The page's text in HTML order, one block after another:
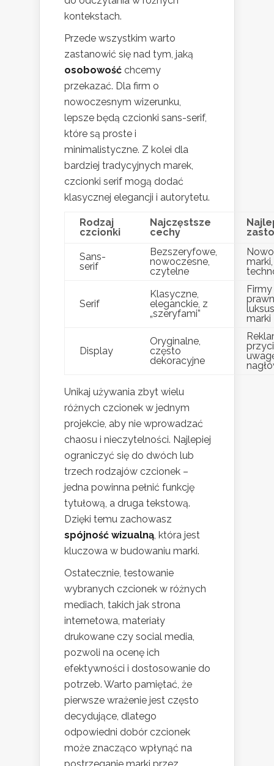
kontekstach.
Przede wszystkim warto
zastanowić się nad tym, jaką
osobowość chcemy
przekazać. Dla firm o
nowoczesnym wizerunku,
lepsze będą czcionki sans-serif,
które są proste i
minimalistyczne. Z kolei dla
bardziej tradycyjnych marek,
czcionki serif mogą dodać
klasycznej elegancji i autorytetu.
Rodzaj
czcionki
Najczęstsze
cechy
Sans-
serif
Bezszeryfowe,
nowoczesne,
czytelne
marki,
Serif
Klasyczne,
eleganckie, z
„szeryfami”
Firmy
marki
Display
Oryginalne,
często
dekoracyjne
Unikaj używania zbyt wielu
różnych czcionek w jednym
projekcie, aby nie wprowadzać
chaosu i nieczytelności. Najlepiej
ograniczyć się do dwóch lub
trzech rodzajów czcionek –
jedna powinna pełnić funkcję
tytułową, a druga tekstową.
Dzięki temu zachowasz
spójność wizualną , która jest
kluczowa w budowaniu marki.
Ostatecznie, testowanie
wybranych czcionek w różnych
mediach, takich jak strona
internetowa, materiały
drukowane czy social media,
pozwoli na ocenę ich
efektywności i dostosowanie do
potrzeb. Warto pamiętać, że
pierwsze wrażenie jest często
decydujące, dlatego
odpowiedni dobór czcionek
może znacząco wpłynąć na
postrzeganie marki przez